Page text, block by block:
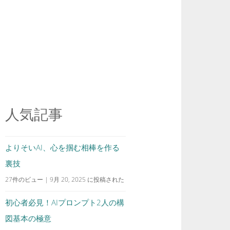
人気記事
よりそいAI、心を掴む相棒を作る
裏技
27件のビュー |9月 20, 2025 に投稿された
初心者必見！AIプロンプト2人の構
図基本の極意